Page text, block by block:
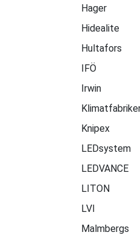
Hager
Hidealite
Hultafors
IFÖ
Irwin
Knipex
LEDsystem
LEDVANCE
LITON
LVI
Malmbergs